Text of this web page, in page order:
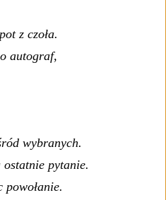
z czoła.
autograf,
wybranych.
pytanie.
powołanie.